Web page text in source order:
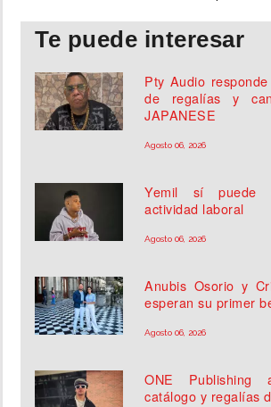
Te puede interesar
Pty Audio
de regalías y
JAPANESE
Agosto 06, 2026
Yemil sí puede
actividad laboral
Agosto 06, 2026
Anubis Osorio y
esperan su primer
Agosto 06, 2026
ONE Publishing
catálogo y regalías